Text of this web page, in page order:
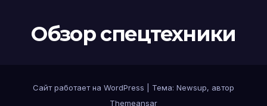
Обзор спецтехники
Сайт работает на WordPress
Тема: Newsup, автор
Themeansar